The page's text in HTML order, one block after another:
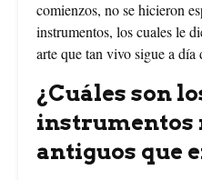
comienzos, no se hicieron
instrumentos, los cuales le
arte que tan vivo sigue a día
¿Cuáles son
instrumentos
antiguos que